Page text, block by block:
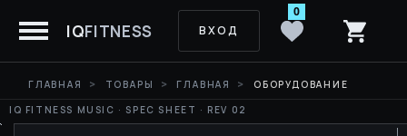
IQFITNESS ВХОД
0
ГЛАВНАЯ ТОВАРЫ ГЛАВНАЯ ОБОРУДОВАНИЕ